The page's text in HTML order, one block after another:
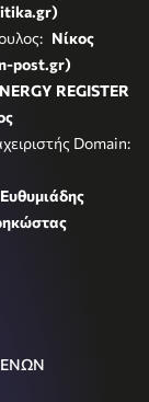
Νίκος
post.gr)
REGISTER
Domain: